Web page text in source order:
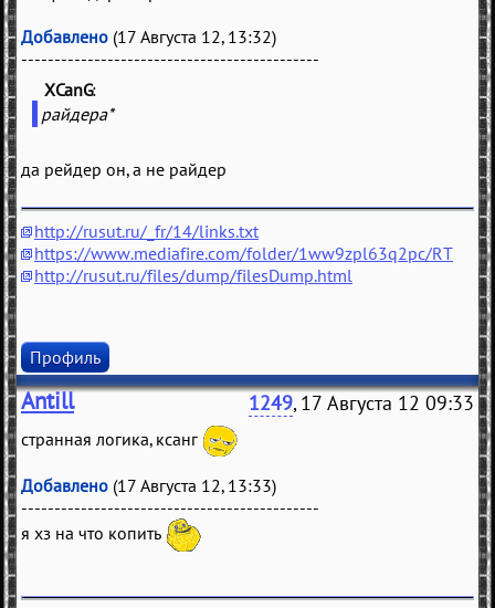
Добавлено (17 Августа 12, 13:32)
---------------------------------------------
XCanG
райдера*
да рейдер он, а не райдер
http://rusut.ru/_fr/14/links.txt
https://www.mediafire.com/folder/1ww9zpl63q2pc/RT
http://rusut.ru/files/dump/filesDump.html
Профиль
Antill 1249, 17 Августа 12 09:33
странная логика, ксанг
Добавлено (17 Августа 12, 13:33)
---------------------------------------------
я хз на что копить